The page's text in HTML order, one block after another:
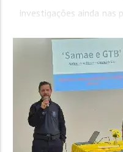
investigações ainda nas
populares que